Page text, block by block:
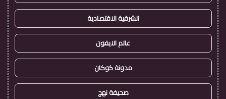
الشرقية الاقتصادية
عالم الايفون
مدونة كوكان
صحيفة نهج